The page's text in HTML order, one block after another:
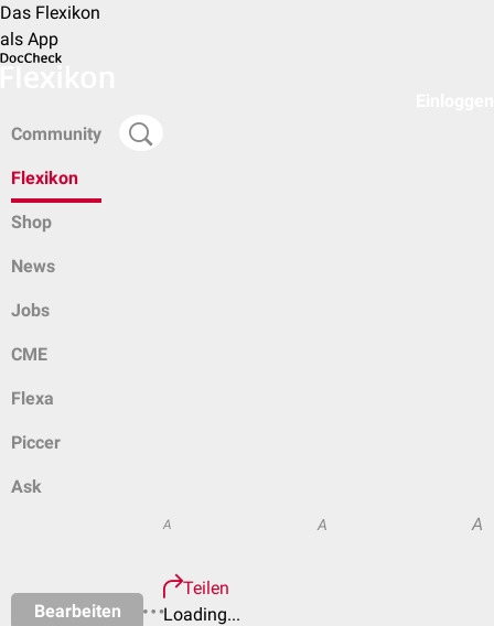
Das Flexikon
als App
Community
Flexikon
Shop
News
Jobs
CME
Flexa
Piccer
Ask
Bearbeiten
A A A
Teilen
Loading...